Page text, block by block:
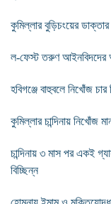
কুমিল্লার বুড়িচংয়ের
ল-ফেস্ট তরুণ আইনবিদদের
হবিগঞ্জে বাহুবলে নিখোঁজ
কুমিল্লার চান্দিনায় নিখোঁজ
চান্দিনায় ৩ মাস পর একই
বিচ্ছিন্ন